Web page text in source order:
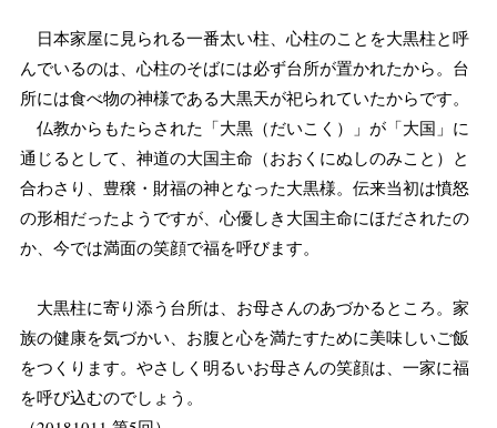
日本家屋に見られる一番太い柱、心柱のことを大黒柱と呼
んでいるのは、心柱のそばには必ず台所が置かれたから。台
所には食べ物の神様である大黒天が祀られていたからです。
仏教からもたらされた「大黒（だいこく）」が「大国」に
通じるとして、神道の大国主命（おおくにぬしのみこと）と
合わさり、豊穣・財福の神となった大黒様。伝来当初は憤怒
の形相だったようですが、心優しき大国主命にほだされたの
か、今では満面の笑顔で福を呼びます。
大黒柱に寄り添う台所は、お母さんのあづかるところ。家
族の健康を気づかい、お腹と心を満たすために美味しいご飯
をつくります。やさしく明るいお母さんの笑顔は、一家に福
を呼び込むのでしょう。